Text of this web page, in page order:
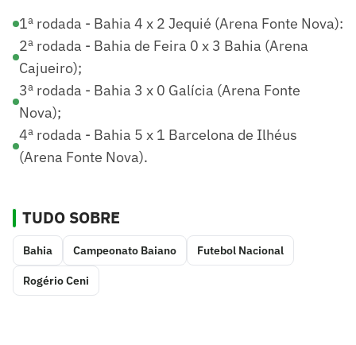
1ª rodada - Bahia 4 x 2 Jequié (Arena Fonte Nova):
2ª rodada - Bahia de Feira 0 x 3 Bahia (Arena
Cajueiro);
3ª rodada - Bahia 3 x 0 Galícia (Arena Fonte
Nova);
4ª rodada - Bahia 5 x 1 Barcelona de Ilhéus
(Arena Fonte Nova).
TUDO SOBRE
Bahia Campeonato Baiano Futebol Nacional
Rogério Ceni